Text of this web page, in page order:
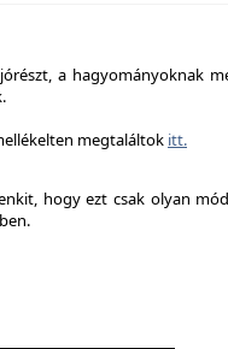
a hagyományoknak
megtaláltok itt.
hogy ezt csak olyan